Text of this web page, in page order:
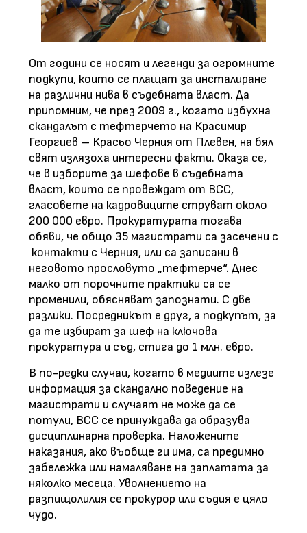
От години се носят и легенди за огромните
подкупи, които се плащат за инсталиране
на различни нива в съдебната власт. Да
припомним, че през 2009 г., когато избухна
скандалът с тефтерчето на Красимир
Георгиев – Красьо Черния от Плевен, на бял
свят излязоха интересни факти. Оказа се,
че в изборите за шефове в съдебната
власт, които се провеждат от ВСС,
гласовете на кадровиците струват около
200 000 евро. Прокуратурата тогава
обяви, че общо 35 магистрати са засечени с
контакти с Черния, или са записани в
неговото прословуто „тефтерче“. Днес
малко от порочните практики са се
променили, обясняват запознати. С две
разлики. Посредникът е друг, а подкупът, за
да те избират за шеф на ключова
прокуратура и съд, стига до 1 млн. евро.
В по-редки случаи, когато в медиите излезе
информация за скандално поведение на
магистрати и случаят не може да се
потули, ВСС се принуждава да образува
дисциплинарна проверка. Наложените
наказания, ако въобще ги има, са предимно
забележка или намаляване на заплатата за
няколко месеца. Уволнението на
разпищолилия се прокурор или съдия е цяло
чудо.